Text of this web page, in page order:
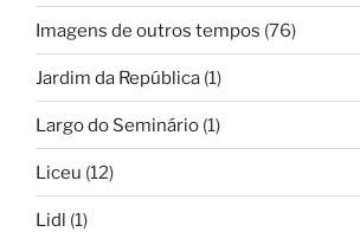
Imagens de outros tempos (76)
Jardim da República (1)
Largo do Seminário (1)
Liceu (12)
Lidl (1)